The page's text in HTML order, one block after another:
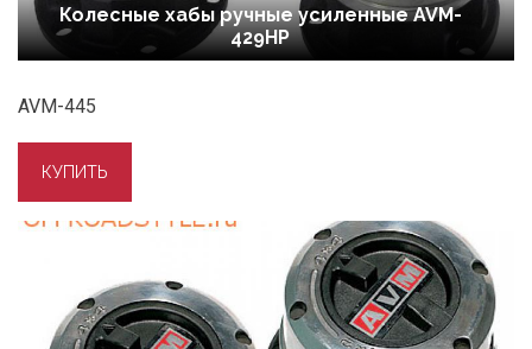
Колесные хабы ручные усиленные AVM-
429HP
AVM-445